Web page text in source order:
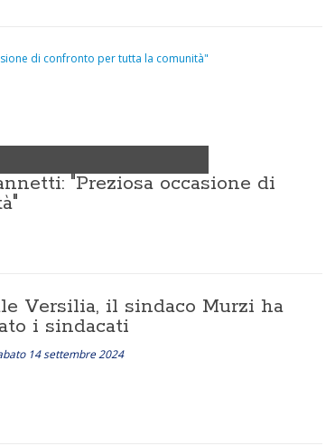
"Preziosa occasione di
Versilia, il sindaco Murzi ha
i sindacati
14 settembre 2024